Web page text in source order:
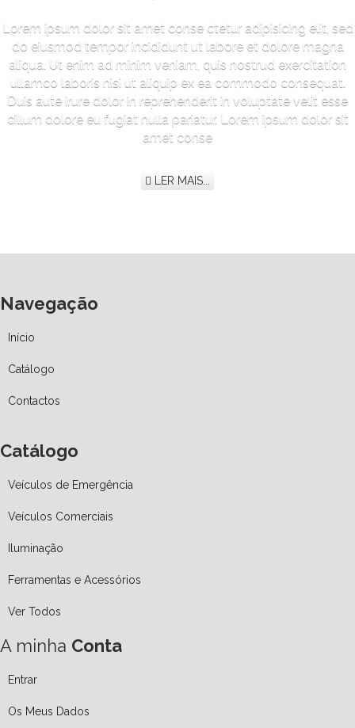
Lorem ipsum dolor sit amet conse ctetur adipisicing elit, sed
do eiusmod tempor incididunt ut labore et dolore magna
aliqua. Ut enim ad minim veniam, quis nostrud exercitation
ullamco laboris nisi ut aliquip ex ea commodo consequat.
Duis aute irure dolor in reprehenderit in voluptate velit esse
cillum dolore eu fugiat nulla pariatur. Lorem ipsum dolor sit
amet conse
LER MAIS...
Navegação
Início
Catálogo
Contactos
Catálogo
Veículos de Emergência
Veículos Comerciais
Iluminação
Ferramentas e Acessórios
Ver Todos
A minha Conta
Entrar
Os Meus Dados